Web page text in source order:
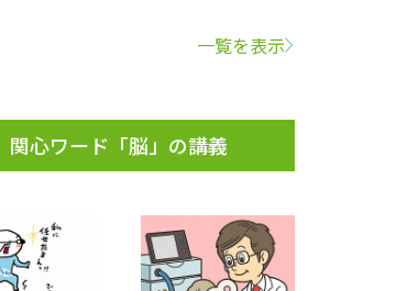
一覧を表示
関心ワード「脳」の講義